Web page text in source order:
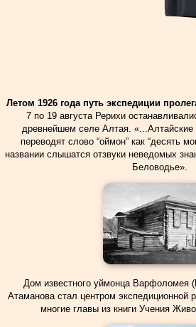
Летом 1926 года путь экспедиции
7 по 19 августа Рерихи
древнейшем селе Алтая. «...Алтайские
переводят слово “оймон” как “десять
названии слышатся отзвуки неведомых
Беловодье».
Дом известного уймонца Варфоломея
Атаманова стал центром экспедиционной
многие главы из книги Учения